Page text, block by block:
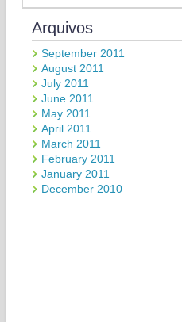
Arquivos
September 2011
August 2011
July 2011
June 2011
May 2011
April 2011
March 2011
February 2011
January 2011
December 2010